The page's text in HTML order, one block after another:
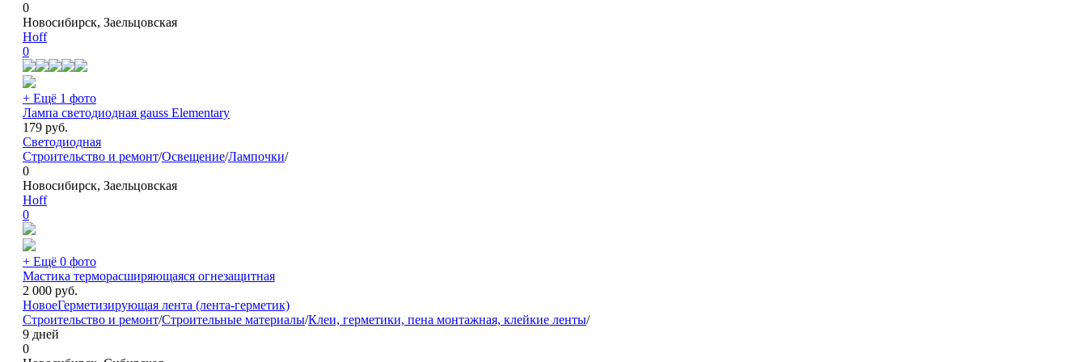
0
Новосибирск, Заельцовская
Hoff
0
+ Ещё 1 фото
Лампа светодиодная gauss Elementary
179 руб.
Светодиодная
Строительство и ремонт/Освещение/Лампочки/
0
Новосибирск, Заельцовская
Hoff
0
+ Ещё 0 фото
Мастика терморасширяющаяся огнезащитная
2 000 руб.
НовоеГерметизирующая лента (лента-герметик)
Строительство и ремонт/Строительные материалы/Клеи, герметики, пена монтажная, клейкие ленты/
9 дней
0